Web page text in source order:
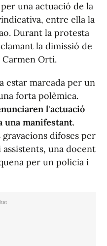
una actuació de la
entre ella la
Durant la protesta
la dimissió de
Ortí.
estar marcada per un
forta polèmica.
l'actuació
una manifestant.
difoses per
una docent
per un policia i